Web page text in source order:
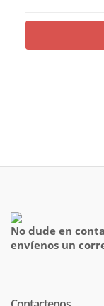
No dude en
envíenos un